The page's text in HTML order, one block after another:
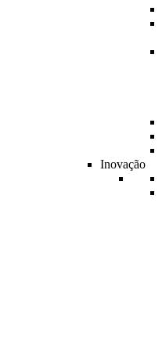
Inovação